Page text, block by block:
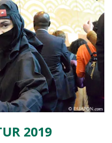
2019